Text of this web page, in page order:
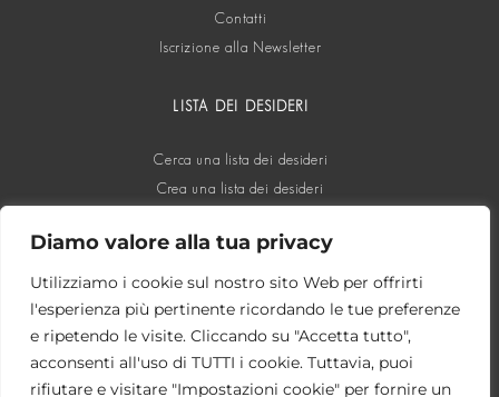
Diamo valore alla tua privacy
Utilizziamo i cookie sul nostro sito Web per offrirti
l'esperienza più pertinente ricordando le tue preferenze
e ripetendo le visite. Cliccando su "Accetta tutto",
acconsenti all'uso di TUTTI i cookie. Tuttavia, puoi
rifiutare e visitare "Impostazioni cookie" per fornire un
Contatti
Iscrizione alla Newsletter
LISTA DEI DESIDERI
Cerca una lista dei desideri
Crea una lista dei desideri
SOCIAL